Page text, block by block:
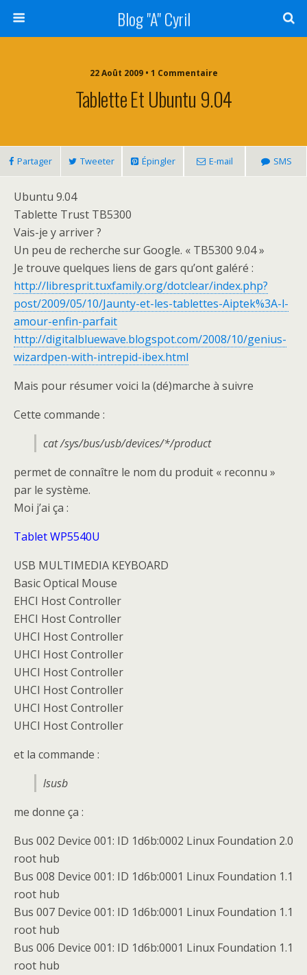
Blog "A" Cyril
22 Août 2009 • 1 Commentaire
Tablette Et Ubuntu 9.04
Partager Tweeter Épingler E-mail SMS
Ubuntu 9.04
Tablette Trust TB5300
Vais-je y arriver ?
Un peu de recherche sur Google. « TB5300 9.04 »
Je trouve quelques liens de gars qu’ont galéré :
http://libresprit.tuxfamily.org/dotclear/index.php?
post/2009/05/10/Jaunty-et-les-tablettes-Aiptek%3A-l-
amour-enfin-parfait
http://digitalbluewave.blogspot.com/2008/10/genius-
wizardpen-with-intrepid-ibex.html
Mais pour résumer voici la (dé)marche à suivre
Cette commande :
cat /sys/bus/usb/devices/*/product
permet de connaître le nom du produit « reconnu »
par le système.
Moi j’ai ça :
Tablet WP5540U
USB MULTIMEDIA KEYBOARD
Basic Optical Mouse
EHCI Host Controller
EHCI Host Controller
UHCI Host Controller
UHCI Host Controller
UHCI Host Controller
UHCI Host Controller
UHCI Host Controller
UHCI Host Controller
et la commande :
lsusb
me donne ça :
Bus 002 Device 001: ID 1d6b:0002 Linux Foundation 2.0
root hub
Bus 008 Device 001: ID 1d6b:0001 Linux Foundation 1.1
root hub
Bus 007 Device 001: ID 1d6b:0001 Linux Foundation 1.1
root hub
Bus 006 Device 001: ID 1d6b:0001 Linux Foundation 1.1
root hub